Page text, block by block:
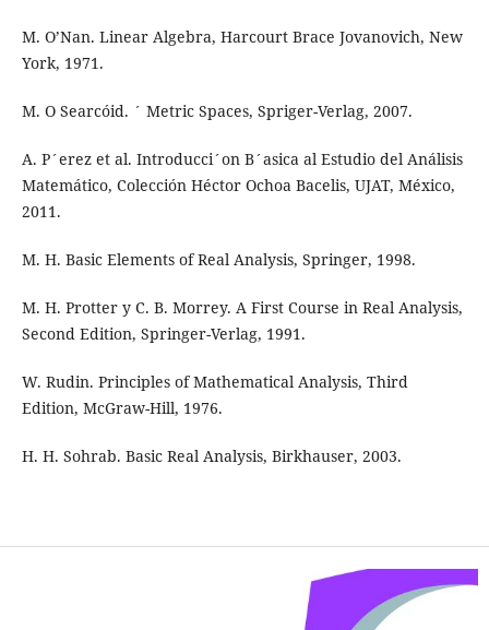
M. O’Nan. Linear Algebra, Harcourt Brace Jovanovich, New
York, 1971.
M. O Searcóid. ´ Metric Spaces, Spriger-Verlag, 2007.
A. P´erez et al. Introducci´on B´asica al Estudio del Análisis
Matemático, Colección Héctor Ochoa Bacelis, UJAT, México,
2011.
M. H. Basic Elements of Real Analysis, Springer, 1998.
M. H. Protter y C. B. Morrey. A First Course in Real Analysis,
Second Edition, Springer-Verlag, 1991.
W. Rudin. Principles of Mathematical Analysis, Third
Edition, McGraw-Hill, 1976.
H. H. Sohrab. Basic Real Analysis, Birkhauser, 2003.